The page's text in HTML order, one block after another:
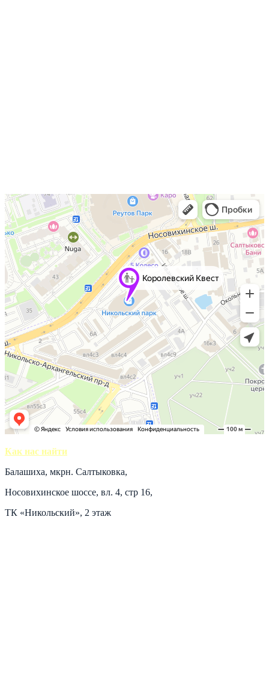
Как нас найти
Балашиха, мкрн. Салтыковка,
Носовихинское шоссе, вл. 4, стр 16,
ТК «Никольский», 2 этаж